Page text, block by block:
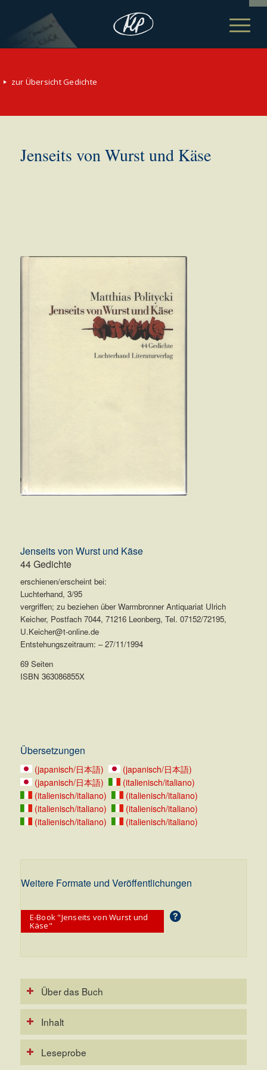
zur Übersicht Gedichte
Jenseits von Wurst und Käse
Jenseits von Wurst und Käse
44 Gedichte
erschienen/erscheint bei:
Luchterhand, 3/95
vergriffen; zu beziehen über Warmbronner Antiquariat Ulrich
Keicher, Postfach 7044, 71216 Leonberg, Tel. 07152/72195,
U.Keicher@t-online.de
Entstehungszeitraum: – 27/11/1994
69 Seiten
ISBN 363086855X
Übersetzungen
(japanisch/日本語)
(japanisch/日本語)
(japanisch/日本語)
(italienisch/italiano)
(italienisch/italiano)
(italienisch/italiano)
(italienisch/italiano)
(italienisch/italiano)
(italienisch/italiano)
(italienisch/italiano)
Weitere Formate und Veröffentlichungen
E-Book "Jenseits von Wurst und
Käse"
Über das Buch
Inhalt
Leseprobe